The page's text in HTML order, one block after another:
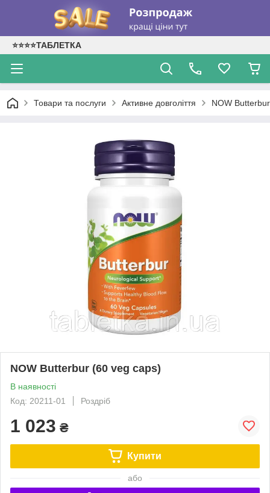
⭐⭐⭐⭐ТАБЛЕТКА
Товари та послуги Активне довголіття NOW
NOW Butterbur (60 veg caps)
В наявності
Код: 20211-01
Роздріб
1 023 ₴
Купити
або